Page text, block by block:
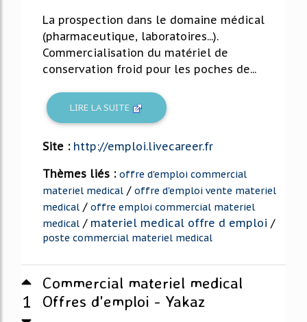
La prospection dans le domaine médical
(pharmaceutique, laboratoires...).
Commercialisation du matériel de
conservation froid pour les poches de...
LIRE LA SUITE
Site : http://emploi.livecareer.fr
Thèmes liés : offre d'emploi commercial
materiel medical / offre d'emploi vente materiel
medical / offre emploi commercial materiel
medical / materiel medical offre d emploi /
poste commercial materiel medical
1
Commercial materiel medical
Offres d'emploi - Yakaz